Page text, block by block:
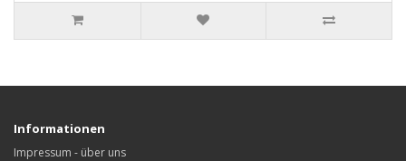
Informationen
Impressum - über uns